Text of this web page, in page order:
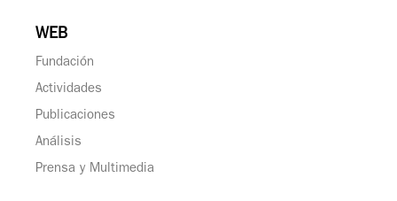
WEB
Fundación
Actividades
Publicaciones
Análisis
Prensa y Multimedia